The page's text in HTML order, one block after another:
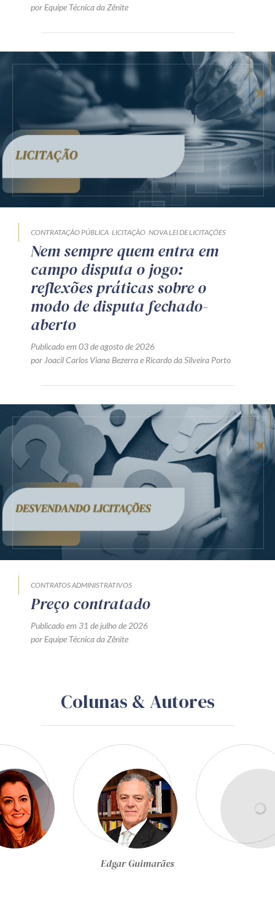
por Equipe Técnica da Zênite
CONTRATAÇÃO PÚBLICA LICITAÇÃO NOVA LEI DE LICITAÇÕES
Nem sempre quem entra em
campo disputa o jogo:
reflexões práticas sobre o
modo de disputa fechado-
aberto
Publicado em 03 de agosto de 2026
por Joacil Carlos Viana Bezerrae Ricardo da Silveira Porto
CONTRATOS ADMINISTRATIVOS
Preço contratado
Publicado em 31 de julho de 2026
por Equipe Técnica da Zênite
Colunas & Autores
Edgar Guimarães